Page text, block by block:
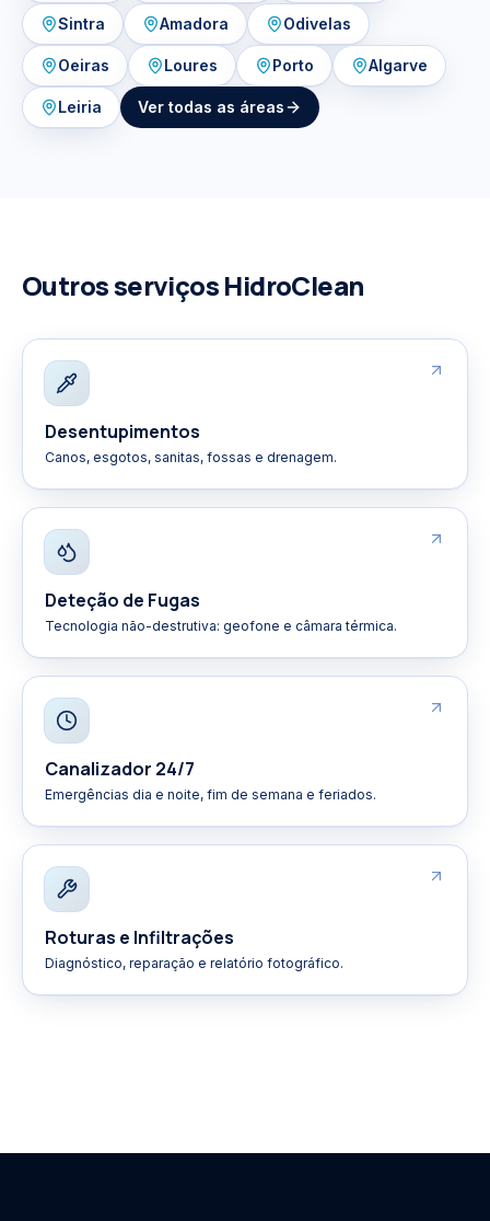
Sintra Amadora Odivelas
Oeiras Loures Porto Algarve
Leiria Ver todas as áreas
Outros serviços HidroClean
Desentupimentos
Canos, esgotos, sanitas, fossas e drenagem.
Deteção de Fugas
Tecnologia não-destrutiva: geofone e câmara térmica.
Canalizador 24/7
Emergências dia e noite, fim de semana e feriados.
Roturas e Infiltrações
Diagnóstico, reparação e relatório fotográfico.